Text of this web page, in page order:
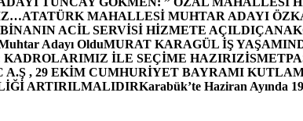
ATATÜRK MAHALLESİ MUHTAR ADAYI
ACİL SERVİSİ HİZMETE AÇILDI
Adayı OlduMURAT KARAGÜL İŞ
KADROLARIMIZ İLE SEÇİME HAZIRIZ
A.Ş , 29 EKİM CUMHURİYET BAYRAMI
ARTIRILMALIDIRKarabük’te Haziran Ayında